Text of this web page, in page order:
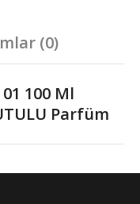
(0)
100 Ml
Parfüm